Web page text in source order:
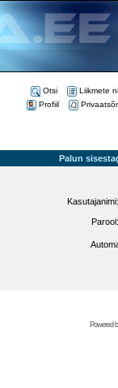
Otsi
Liikmete
Profiil
Palun
Kasutajanimi:
Parool:
Powered